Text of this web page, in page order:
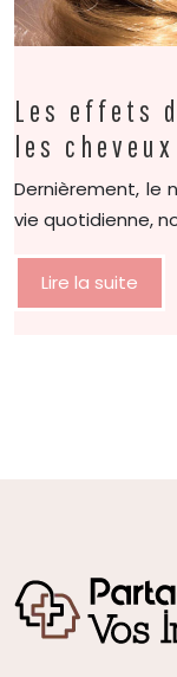
Les effets
les cheveux
Dernièrement, le
vie quotidienne,
Lire la suite